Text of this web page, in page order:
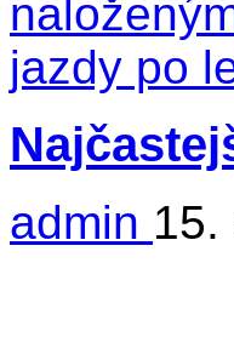
admin 15.